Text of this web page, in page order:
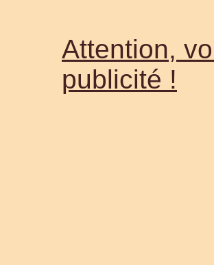
Attention,
publicité !